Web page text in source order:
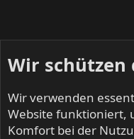
Wir schützen
Wir verwenden
Website funktioniert,
Komfort bei der